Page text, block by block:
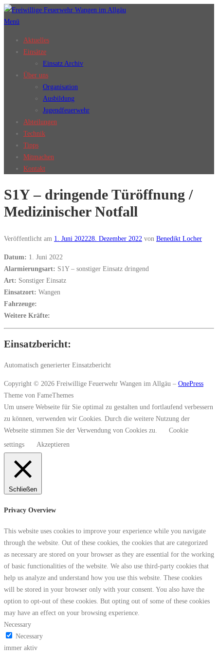
Zum
Inhalt
Menü
Aktuelles
Einsätze
Einsatz Archiv
Über uns
Organisation
Ausbildung
Jugendfeuerwehr
Abteilungen
Technik
Tipps
Mitmachen
Kontakt
S1Y – dringende Türöffnung /
Medizinischer Notfall
Veröffentlicht am 1. Juni 202228. Dezember 2022 von Benedikt Locher
Datum: 1. Juni 2022
Alarmierungsart: S1Y – sonstiger Einsatz dringend
Art: Sonstiger Einsatz
Einsatzort: Wangen
Fahrzeuge:
Weitere Kräfte:
Einsatzbericht:
Automatisch generierter Einsatzbericht
Copyright © 2026 Freiwillige Feuerwehr Wangen im Allgäu – OnePress
Theme von FameThemes
Um unsere Webseite für Sie optimal zu gestalten und fortlaufend verbessern
zu können, verwenden wir Cookies. Durch die weitere Nutzung der
Webseite stimmen Sie der Verwendung von Cookies zu.
Cookie
settings
Akzeptieren
Schließen
Privacy Overview
This website uses cookies to improve your experience while you navigate
through the website. Out of these cookies, the cookies that are categorized
as necessary are stored on your browser as they are essential for the working
of basic functionalities of the website. We also use third-party cookies that
help us analyze and understand how you use this website. These cookies
will be stored in your browser only with your consent. You also have the
option to opt-out of these cookies. But opting out of some of these cookies
may have an effect on your browsing experience.
Necessary
Necessary
immer aktiv